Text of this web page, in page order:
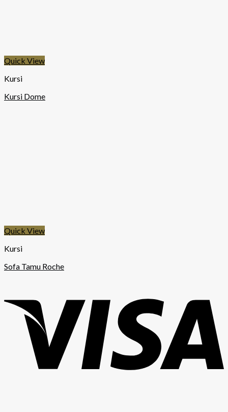
Quick View
Kursi
Kursi Dome
Quick View
Kursi
Sofa Tamu Roche